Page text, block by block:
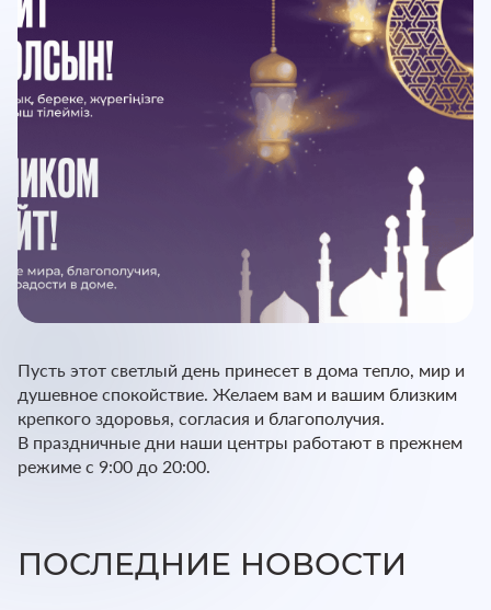
Пусть этот светлый день принесет в дома тепло, мир и
душевное спокойствие. Желаем вам и вашим близким
крепкого здоровья, согласия и благополучия.
В праздничные дни наши центры работают в прежнем
режиме с 9:00 до 20:00.
ПОСЛЕДНИЕ НОВОСТИ